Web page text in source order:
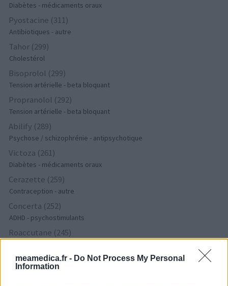
meamedica.fr - Do Not Process My Personal
Information
Diabètes - médicaments oraux
Pyostacine (311)
Antibiotiques - autre
Tahor (299)
Cholestérol
Bisoprolol (299)
Tension artérielle - beta bloquant
Propranolol (292)
Tension artérielle - beta bloquant
Abilify (289)
Psychose / schizophrénie - antipsychotique
Victoza (261)
Diabètes - médicaments oraux
Cerazette (259)
Contraception - autre
Concerta (252)
ADHD - psychostimulants
Roaccutane (245)
Keppra (245)
Epilepsie